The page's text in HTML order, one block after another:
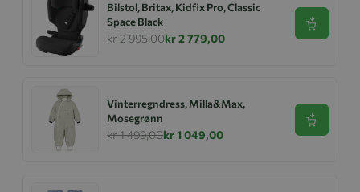
Bilstol, Britax, Kidfix Pro, Classic
Space Black
kr 2 995,00kr 2 779,00
Se
Vinterregndress, Milla&Max,
Mosegrønn
kr 1 499,00kr 1 049,00
Se